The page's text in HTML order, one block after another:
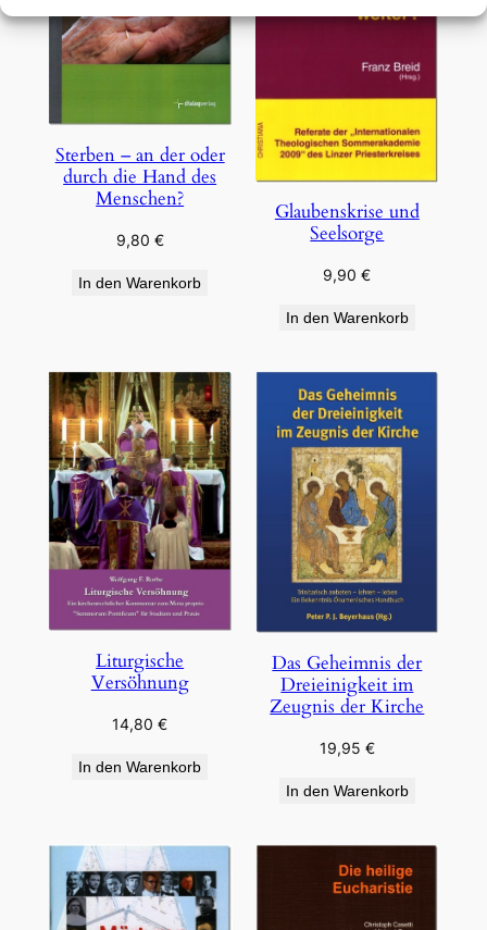
Sterben – an der oder
durch die Hand des
Menschen?
9,80 €
In den Warenkorb
Glaubenskrise und
Seelsorge
9,90€
In den Warenkorb
Liturgische
Versöhnung
14,80€
In den Warenkorb
Das Geheimnis der
Dreieinigkeit im
Zeugnis der Kirche
19,95 €
In den Warenkorb